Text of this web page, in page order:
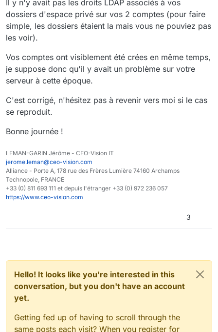
Il y n'y avait pas les droits LDAP associés à vos
dossiers d'espace privé sur vos 2 comptes (pour faire
simple, les dossiers étaient la mais vous ne pouviez pas
les voir).
Vos comptes ont visiblement été crées en même temps,
je suppose donc qu'il y avait un problème sur votre
serveur à cette époque.
C'est corrigé, n'hésitez pas à revenir vers moi si le cas
se reproduit.
Bonne journée !
LEMAN-GARIN Jérôme - CEO-Vision IT
jerome.leman@ceo-vision.com
Alliance - Porte A, 178 rue des Frères Lumière 74160 Archamps
Technopole, FRANCE
+33 (0) 811 693 111 et depuis l'étranger +33 (0) 972 236 057
https://www.ceo-vision.com
3
Hello! It looks like you're interested in this
conversation, but you don't have an account
yet.
Getting fed up of having to scroll through the
same posts each visit? When you register for